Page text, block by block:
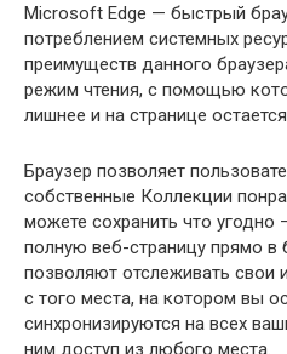
Microsoft Edge — быстрый
потреблением системных
преимуществ данного
режим чтения, с помощью
лишнее и на странице
Браузер позволяет
собственные Коллекции
можете сохранить что угодно
полную веб-страницу прямо в
позволяют отслеживать свои
с того места, на котором вы
синхронизируются на всех
ним доступ из любого места.